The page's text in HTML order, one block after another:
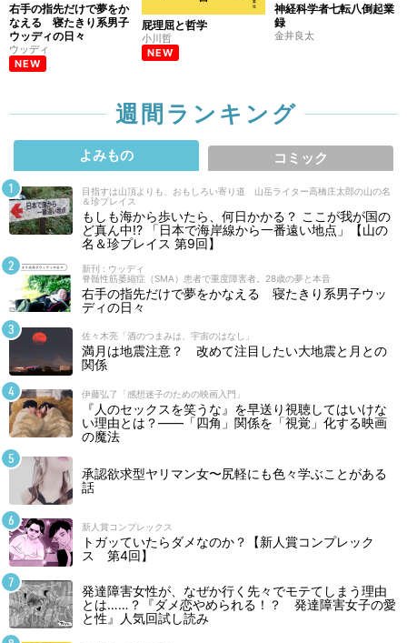
右手の指先だけで夢をか
なえる 寝たきり系男子
ウッディの日々
ウッディ
NEW
屁理屈と哲学
小川哲
NEW
神経科学者七転八倒起業
録
金井良太
週間ランキング
よみもの コミック
目指すは山頂よりも、おもしろい寄り道 山岳ライター高橋庄太郎の山の名
＆珍プレイス
もしも海から歩いたら、何日かかる？ ここが我が国の
ど真ん中!? 「日本で海岸線から一番遠い地点」【山の
名＆珍プレイス 第9回】
新刊 : ウッディ
脊髄性筋萎縮症（SMA）患者で重度障害者。28歳の夢と本音
右手の指先だけで夢をかなえる 寝たきり系男子ウッ
ディの日々
佐々木亮「酒のつまみは、宇宙のはなし」
満月は地震注意？ 改めて注目したい大地震と月との
関係
伊藤弘了「感想迷子のための映画入門」
『人のセックスを笑うな』を早送り視聴してはいけな
い理由とは？――「四角」関係を「視覚」化する映画
の魔法
承認欲求型ヤリマン女〜尻軽にも色々学ぶことがある
話
新人賞コンプレックス
トガッていたらダメなのか？【新人賞コンプレック
ス 第4回】
発達障害女性が、なぜか行く先々でモテてしまう理由
とは……？『ダメ恋やめられる！？ 発達障害女子の愛
と性』人気回試し読み